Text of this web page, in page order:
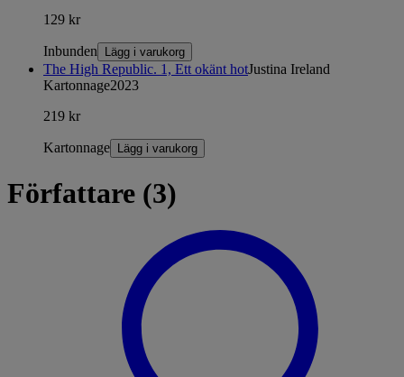
129 kr
Inbunden Lägg i varukorg
The High Republic. 1, Ett okänt hotJustina Ireland
Kartonnage2023
219 kr
Kartonnage Lägg i varukorg
Författare (3)